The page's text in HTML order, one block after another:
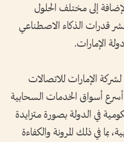
إلى مختلف الحلول
قدرات الذكاء الاصطناعي
الإمارات.
الإمارات للاتصالات
أسرع أسواق الخدمات السحابية
في الدولة بصورة متزايدة
بما في ذلك المرونة والكفاءة